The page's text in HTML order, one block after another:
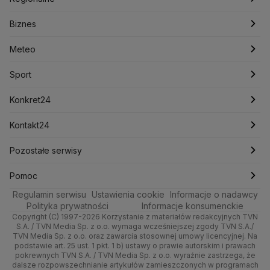
Kryptowaluty
Lotnisko Chopina
Mariusz Błaszczak
Mark Zuckerberg
Ministerstwo Aktywów Państwowych
Ministerstwo Infrastruktury
Ministerstwo Rolnictwa
Ministerstwo Rozwoju i Technologii
Ministerstwo Sportu i Turystyki
Ministerstwo Cyfryzacji
Ministerstwo Edukacji Narodowej
Ministerstwo Finansów
Biznes
Meteo
Sport
Zdrowie
Technologia
Quizy
Tematy
Podcasty
Artykuły
Newslettery
Fakty po Faktach
Fakty o Świecie
Ludzie Faktów
Warszawa
Łódź
Katowice
Kraków
Poznań
Trójmiasto
Kielce
Kujawsko-pomorskie
Lublin
Biznes
Najnowsze
Notowania
Pieniądze
Nieruchomości
Rynki
Dla firm
Handel
Ze świata
Tech
Meteo
Pogoda godzinowa
Pogoda długoterminowa
Pogoda na jutro
Pogoda na weekend
Najnowsze
Polska
Prognoza
Świat
Sport
Piłka Nożna
Tenis
Kolarstwo
Skoki Narciarskie
Sporty zimowe
Lekkoatletyka
Siatkówka
Konkret24
Najnowsze
Polska
Świat
Polityka
Zdrowie
Tech
Kontakt24
Najnowsze
Gorące Tematy
Wyślij zgłoszenie
Pozostałe serwisy
TVN
Dzień Dobry TVN
Uwaga TVN
HGTV
Pomoc
Centrum pomocy
Test zgodności
Oglądaj na TV
Regulamin serwisu Ustawienia cookie
Informacje o nadawcy
Polityka prywatności
Informacje konsumenckie
Copyright (C) 1997-2026 Korzystanie z materiałów redakcyjnych TVN
S.A. / TVN Media Sp. z o.o. wymaga wcześniejszej zgody TVN S.A./
TVN Media Sp. z o.o. oraz zawarcia stosownej umowy licencyjnej. Na
podstawie art. 25 ust. 1 pkt. 1 b) ustawy o prawie autorskim i prawach
pokrewnych TVN S.A. / TVN Media Sp. z o.o. wyraźnie zastrzega, że
dalsze rozpowszechnianie artykułów zamieszczonych w programach